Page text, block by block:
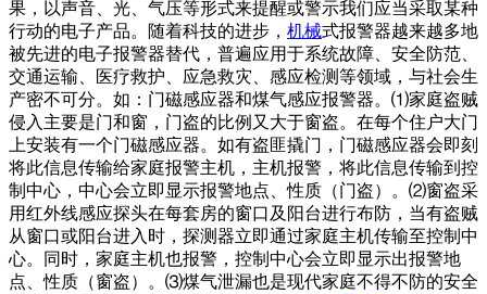
果，以声音、光、气压等形式来提醒或警示我们应当采取某种
行动的电子产品。随着科技的进步， 机械式报警器越来越多地
被先进的电子报警器替代，普遍应用于系统故障、安全防范、
交通运输、医疗救护、应急救灾、感应检测等领域，与社会生
产密不可分。如：门磁感应器和煤气感应报警器。⑴家庭盗贼
侵入主要是门和窗，门盗的比例又大于窗盗。在每个住户大门
上安装有一个门磁感应器。如有盗匪撬门，门磁感应器会即刻
将此信息传输给家庭报警主机，主机报警，将此信息传输到控
制中心，中心会立即显示报警地点、性质（门盗）。⑵窗盗采
用红外线感应探头在每套房的窗口及阳台进行布防，当有盗贼
从窗口或阳台进入时，探测器立即通过家庭主机传输至控制中
心。同时，家庭主机也报警，控制中心会立即显示出报警地
点、性质（窗盗）。⑶煤气泄漏也是现代家庭不得不防的安全